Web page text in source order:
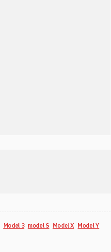
Model 3 model S Model X Model Y